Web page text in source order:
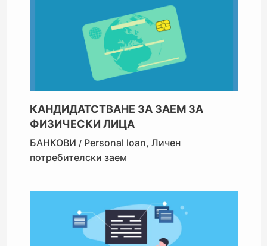
КАНДИДАТСТВАНЕ ЗА ЗАЕМ ЗА
ФИЗИЧЕСКИ ЛИЦА
БАНКОВИ / Personal loan,Личен
потребителски заем